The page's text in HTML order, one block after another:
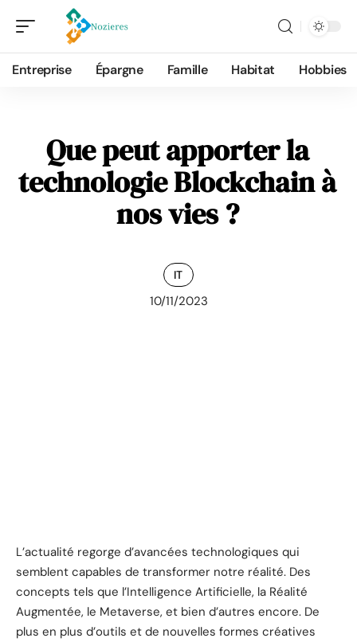
Entreprise Épargne Famille Habitat Hobbies
Que peut apporter la
technologie Blockchain à
nos vies ?
IT
10/11/2023
L’actualité regorge d’avancées technologiques qui
semblent capables de transformer notre réalité. Des
concepts tels que l’Intelligence Artificielle, la Réalité
Augmentée, le Metaverse, et bien d’autres encore. De
plus en plus d’outils et de nouvelles formes créatives